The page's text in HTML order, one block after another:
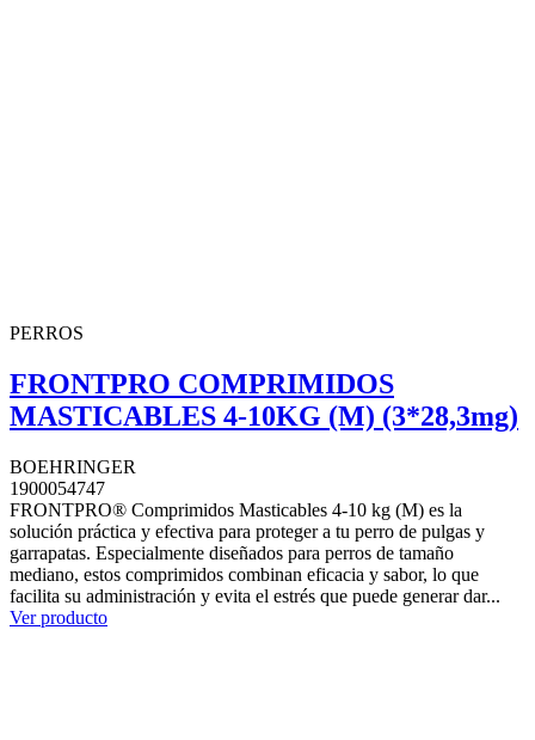
PERROS
FRONTPRO COMPRIMIDOS
MASTICABLES 4-10KG (M) (3*28,3mg)
BOEHRINGER
1900054747
FRONTPRO® Comprimidos Masticables 4-10 kg (M) es la
solución práctica y efectiva para proteger a tu perro de pulgas y
garrapatas. Especialmente diseñados para perros de tamaño
mediano, estos comprimidos combinan eficacia y sabor, lo que
facilita su administración y evita el estrés que puede generar dar...
Ver producto